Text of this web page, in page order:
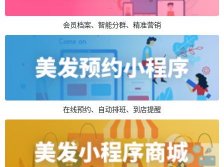
会员档案、智能分群、精准营销
在线预约、自动排班、到店提醒